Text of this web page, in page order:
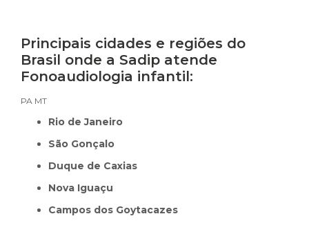
Principais cidades e regiões do
Brasil onde a Sadip atende
Fonoaudiologia infantil:
PA MT
Rio de Janeiro
São Gonçalo
Duque de Caxias
Nova Iguaçu
Campos dos Goytacazes